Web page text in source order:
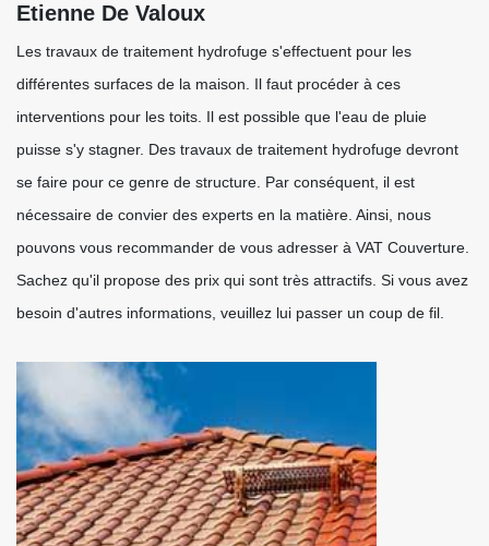
Etienne De Valoux
Les travaux de traitement hydrofuge s'effectuent pour les
différentes surfaces de la maison. Il faut procéder à ces
interventions pour les toits. Il est possible que l'eau de pluie
puisse s'y stagner. Des travaux de traitement hydrofuge devront
se faire pour ce genre de structure. Par conséquent, il est
nécessaire de convier des experts en la matière. Ainsi, nous
pouvons vous recommander de vous adresser à VAT Couverture.
Sachez qu'il propose des prix qui sont très attractifs. Si vous avez
besoin d'autres informations, veuillez lui passer un coup de fil.